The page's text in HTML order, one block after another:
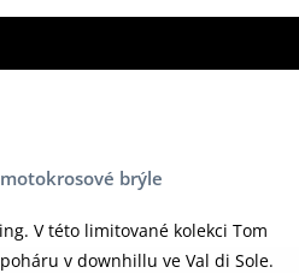
motokrosové brýle
V této limitované kolekci Tom
v downhillu ve Val di Sole.